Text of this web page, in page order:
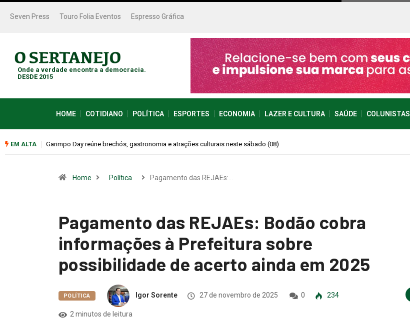
Seven Press Touro Folia Eventos Espresso Gráfica
Onde a verdade encontra a democracia.
DESDE 2015
HOME COTIDIANO POLÍTICA ESPORTES ECONOMIA LAZER E CULTURA SAÚDE COLUNISTAS
EM ALTA
sábado (08)Bugonia transforma paranoia e conspiração em um suspense imprevisível
Home Política Pagamento das REJAEs:…
Pagamento das REJAEs: Bodão cobra
informações à Prefeitura sobre
possibilidade de acerto ainda em 2025
POLÍTICA Igor Sorente 27 de novembro de 2025 0 234
2 minutos de leitura